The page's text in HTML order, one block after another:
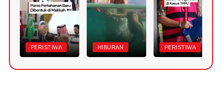
PERISTIWA HIBURAN PERISTIWA